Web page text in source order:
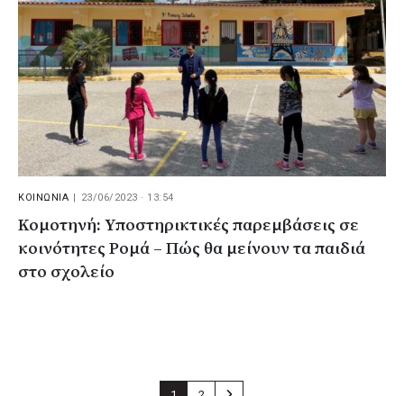
ΚΟΙΝΩΝΙΑ | 23/06/2023 · 13:54
Κομοτηνή: Yποστηρικτικές παρεμβάσεις σε
κοινότητες Ρομά – Πώς θα μείνουν τα παιδιά
στο σχολείο